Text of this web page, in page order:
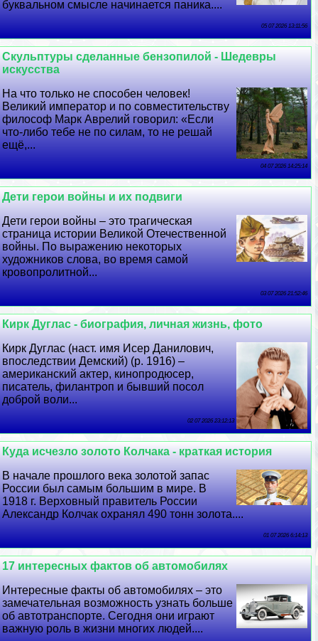
буквальном смысле начинается паника....
05 07 2026 13:11:56
Скульптуры сделанные бензопилой - Шедевры
искусства
На что только не способен человек!
Великий император и по совместительству
философ Марк Аврелий говорил: «Если
что-либо тебе не по силам, то не решай
ещё,...
04 07 2026 14:25:14
Дети герои войны и их подвиги
Дети герои войны – это трагическая
страница истории Великой Отечественной
войны. По выражению некоторых
художников слова, во время самой
кровопролитной...
03 07 2026 21:52:46
Кирк Дуглас - биография, личная жизнь, фото
Кирк Дуглас (наст. имя Исер Данилович,
впоследствии Демский) (р. 1916) –
американский актер, кинопродюсер,
писатель, филантроп и бывший посол
доброй воли...
02 07 2026 23:12:13
Куда исчезло золото Колчака - краткая история
В начале прошлого века золотой запас
России был самым большим в мире. В
1918 г. Верховный правитель России
Александр Колчак охранял 490 тонн золота....
01 07 2026 6:14:13
17 интересных фактов об автомобилях
Интересные факты об автомобилях – это
замечательная возможность узнать больше
об автотрaнcпорте. Сегодня они играют
важную роль в жизни многих людей....